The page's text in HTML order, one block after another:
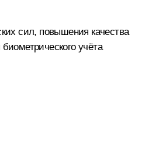
сил, повышения качества
учёта